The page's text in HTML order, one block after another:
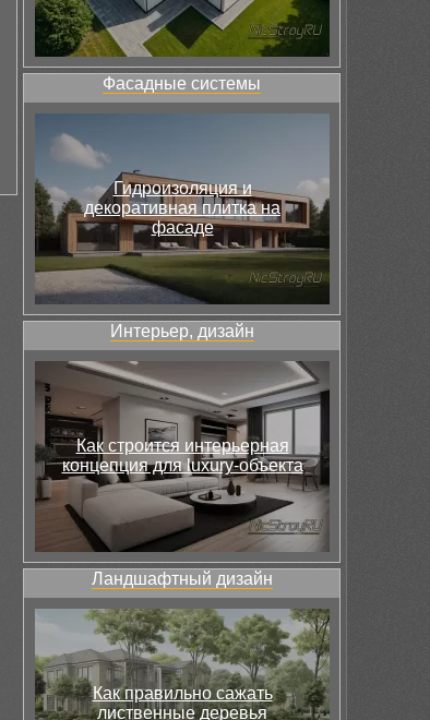
Фасадные системы
Гидроизоляция и
декоративная плитка на
фасаде
Интерьер, дизайн
Как строится интерьерная
концепция для luxury-объекта
Ландшафтный дизайн
Как правильно сажать
лиственные деревья